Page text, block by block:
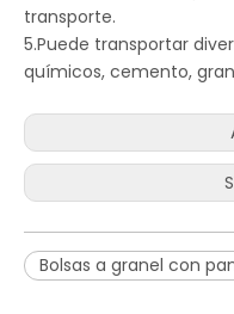
transporte.
5.Puede transportar
químicos, cemento,
Bolsas a granel con